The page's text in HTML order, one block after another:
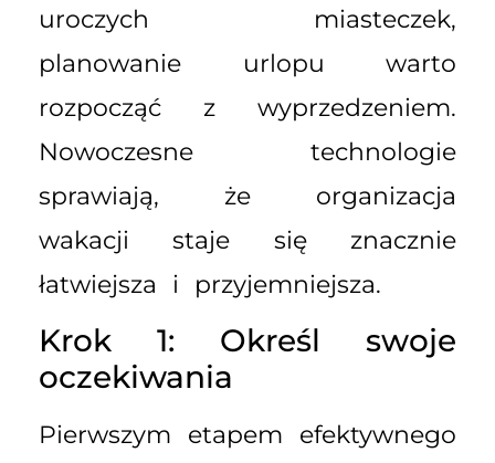
uroczych miasteczek,
planowanie urlopu warto
rozpocząć z wyprzedzeniem.
Nowoczesne technologie
sprawiają, że organizacja
wakacji staje się znacznie
łatwiejsza i przyjemniejsza.
Krok 1: Określ swoje
oczekiwania
Pierwszym etapem efektywnego